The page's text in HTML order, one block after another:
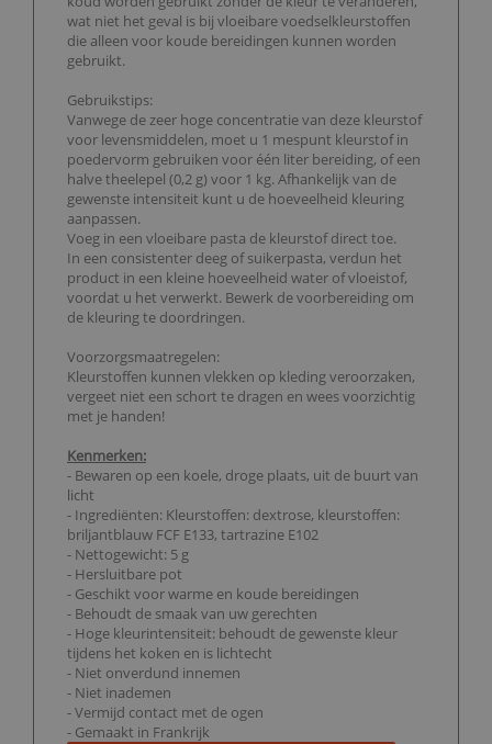
wat niet het geval is bij vloeibare voedselkleurstoffen
die alleen voor koude bereidingen kunnen worden
gebruikt.
Gebruikstips:
Vanwege de zeer hoge concentratie van deze kleurstof
voor levensmiddelen, moet u 1 mespunt kleurstof in
poedervorm gebruiken voor één liter bereiding, of een
halve theelepel (0,2 g) voor 1 kg. Afhankelijk van de
gewenste intensiteit kunt u de hoeveelheid kleuring
aanpassen.
Voeg in een vloeibare pasta de kleurstof direct toe.
In een consistenter deeg of suikerpasta, verdun het
product in een kleine hoeveelheid water of vloeistof,
voordat u het verwerkt. Bewerk de voorbereiding om
de kleuring te doordringen.
Voorzorgsmaatregelen:
Kleurstoffen kunnen vlekken op kleding veroorzaken,
vergeet niet een schort te dragen en wees voorzichtig
met je handen!
Kenmerken:
- Bewaren op een koele, droge plaats, uit de buurt van
licht
- Ingrediënten: Kleurstoffen: dextrose, kleurstoffen:
briljantblauw FCF E133, tartrazine E102
- Nettogewicht: 5 g
- Hersluitbare pot
- Geschikt voor warme en koude bereidingen
- Behoudt de smaak van uw gerechten
- Hoge kleurintensiteit: behoudt de gewenste kleur
tijdens het koken en is lichtecht
- Niet onverdund innemen
- Niet inademen
- Vermijd contact met de ogen
- Gemaakt in Frankrijk